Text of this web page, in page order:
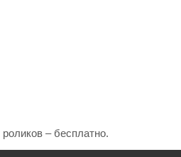
– бесплатно.